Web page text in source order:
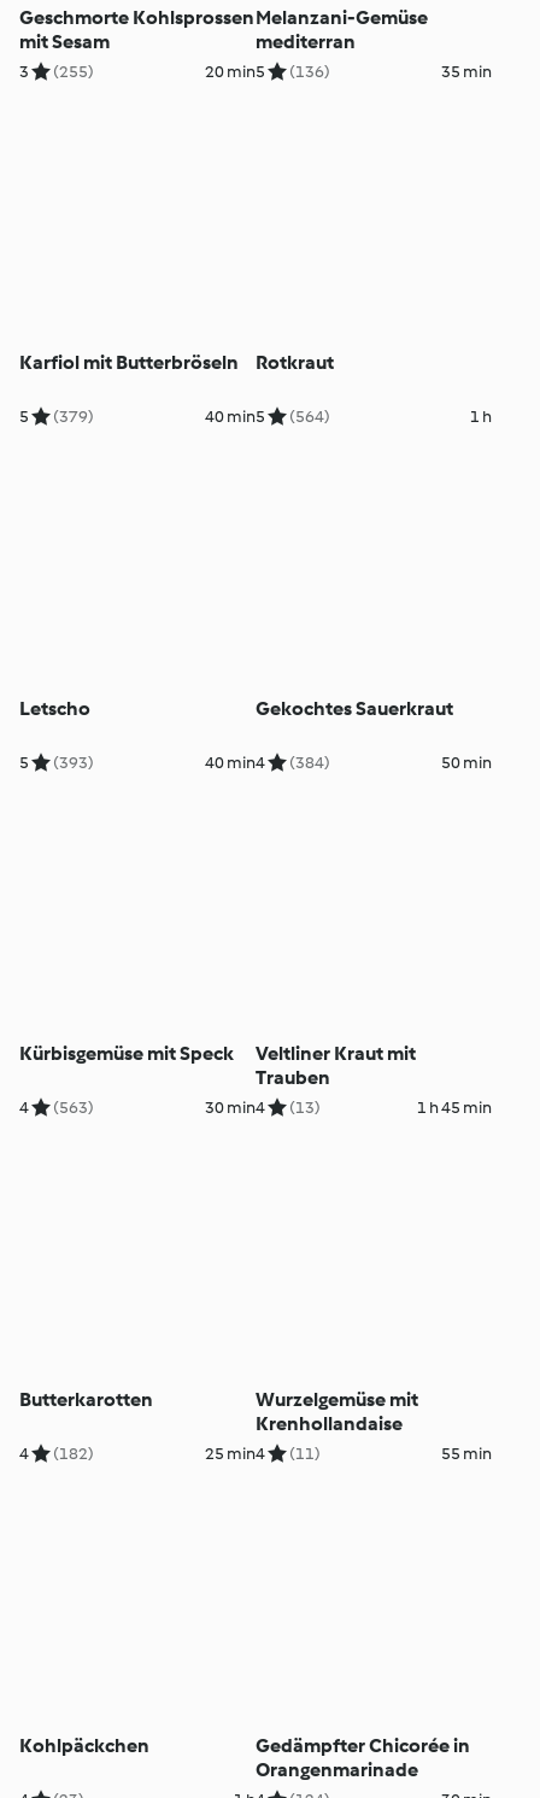
Geschmorte Kohlsprossen
mit Sesam
3 (255) 20 min
Melanzani-Gemüse
mediterran
5 (136) 35 min
Karfiol mit Butterbröseln
5 (379) 40 min
Rotkraut
5 (564) 1 h
Letscho
5 (393) 40 min
Gekochtes Sauerkraut
4 (384) 50 min
Kürbisgemüse mit Speck
4 (563) 30 min
Veltliner Kraut mit
Trauben
4 (13) 1 h 45 min
Butterkarotten
4 (182) 25 min
Wurzelgemüse mit
Krenhollandaise
4 (11) 55 min
Kohlpäckchen
Gedämpfter Chicorée in
Orangenmarinade